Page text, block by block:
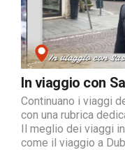
In viaggio con
Continuano i viaggi
con una rubrica
Il meglio dei viaggi
come il viaggio a